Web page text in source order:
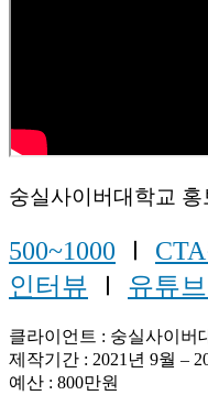
숭실사이버대학교 홍
500~1000 Ⅰ
인터뷰 Ⅰ 유튜
클라이언트 : 숭실사이버
제작기간 : 2021년 9월 –
예산 : 800만원